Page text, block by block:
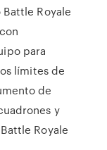
Royale
para
límites de
de
y
Royale